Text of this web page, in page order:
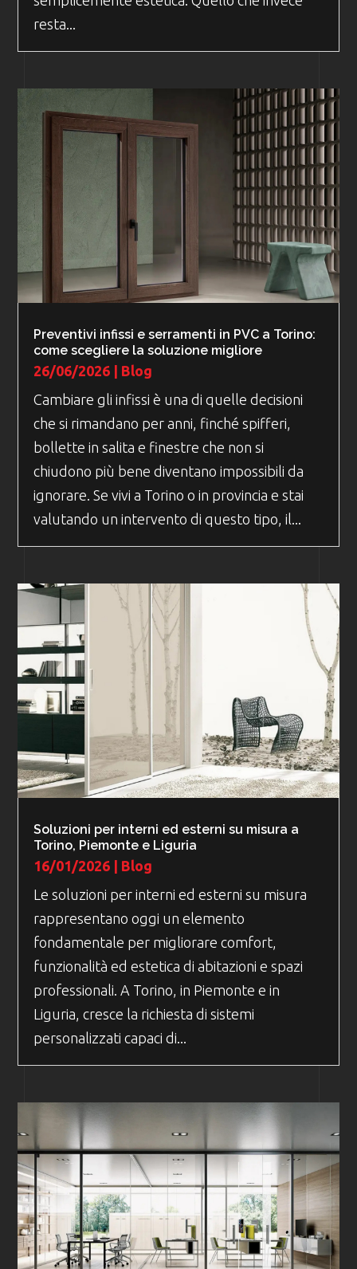
resta...
Preventivi infissi e serramenti in PVC a Torino:
come scegliere la soluzione migliore
26/06/2026 | Blog
Cambiare gli infissi è una di quelle decisioni
che si rimandano per anni, finché spifferi,
bollette in salita e finestre che non si
chiudono più bene diventano impossibili da
ignorare. Se vivi a Torino o in provincia e stai
valutando un intervento di questo tipo, il...
Soluzioni per interni ed esterni su misura a
Torino, Piemonte e Liguria
16/01/2026
Blog
Le soluzioni per interni ed esterni su misura
rappresentano oggi un elemento
fondamentale per migliorare comfort,
funzionalità ed estetica di abitazioni e spazi
professionali. A Torino, in Piemonte e in
Liguria, cresce la richiesta di sistemi
personalizzati capaci di...